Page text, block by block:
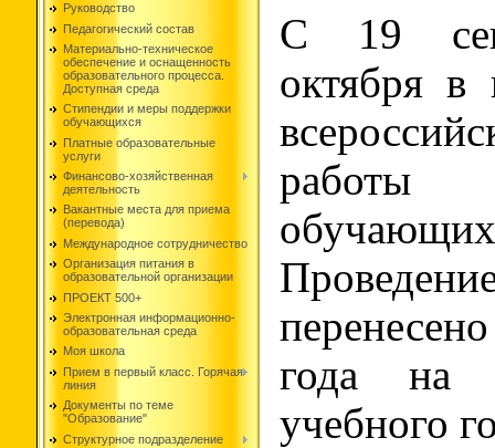
Руководство
Педагогический состав
Материально-техническое
обеспечение и оснащенность
образовательного процесса.
Доступная среда
Стипендии и меры поддержки
обучающихся
Платные образовательные
услуги
Финансово-хозяйственная
деятельность
Вакантные места для приема
(перевода)
Международное сотрудничество
Организация питания в
образовательной организации
ПРОЕКТ 500+
Электронная информационно-
образовательная среда
Моя школа
Прием в первый класс. Горячая
линия
Документы по теме
"Образование"
Структурное подразделение
С 19
октября в
года на
учебного